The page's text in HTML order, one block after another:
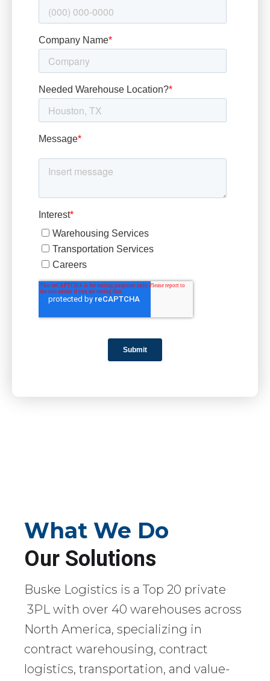
What We Do
Our Solutions
Buske Logistics is a Top 20 private
3PL with over 40 warehouses across
North America, specializing in
contract warehousing, contract
logistics, transportation, and value-